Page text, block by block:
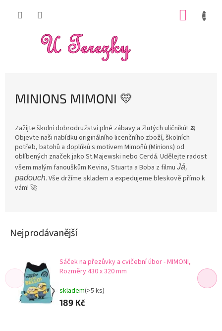
MINIONS MIMONI 💛
Zažijte školní dobrodružství plné zábavy a žlutých uličníků! 🍌
Objevte naši nabídku originálního licenčního zboží, školních
potřeb, batohů a doplňků s motivem Mimoňů (Minions) od
oblíbených značek jako St.Majewski nebo Cerdá. Udělejte radost
všem malým fanouškům Kevina, Stuarta a Boba z filmu Já,
padouch. Vše držíme skladem a expedujeme bleskově přímo k
vám! 🚀
Nejprodávanější
Sáček na přezůvky a cvičební úbor - MIMONI,
Rozměry 430 x 320 mm
skladem(>5 ks)
189 Kč